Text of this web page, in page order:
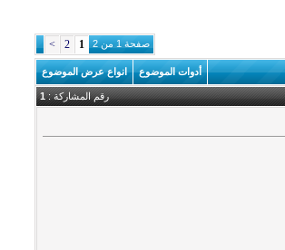
صفحة 1 من 2 1
2
>
أدوات الموضوع انواع عرض الموضوع
رقم المشاركة :1